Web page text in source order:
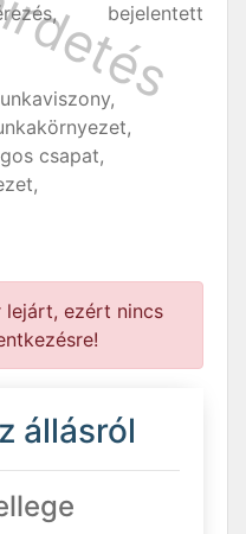
bejelentett
csapat,
lejárt, ezért nincs
állásról